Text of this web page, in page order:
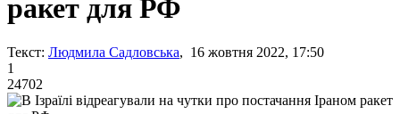
ракет для РФ
Текст: Людмила Садловська, 16 жовтня 2022, 17:50
1
24702